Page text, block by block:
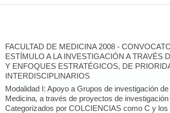
FACULTAD DE MEDICINA 2008 -
ESTÍMULO A LA INVESTIGACIÓN A TRAVÉS
Y ENFOQUES ESTRATÉGICOS, DE
INTERDISCIPLINARIOS
Modalidad I: Apoyo a Grupos de investigación
Medicina, a través de proyectos de
Categorizados por COLCIENCIAS como C y